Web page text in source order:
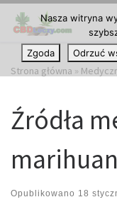
Przejdź do treści
Strona główna »
Źródła
Opublikowano 18
Nasza witryna
Zgoda
Odrzuć